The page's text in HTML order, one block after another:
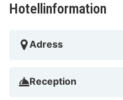
Hotellinformation
Adress
Reception